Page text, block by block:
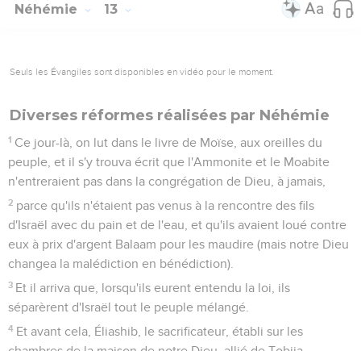
Néhémie 13
Seuls les Évangiles sont disponibles en vidéo pour le moment.
Diverses réformes réalisées par Néhémie
1 Ce jour-là, on lut dans le livre de Moïse, aux oreilles du
peuple, et il s'y trouva écrit que l'Ammonite et le Moabite
n'entreraient pas dans la congrégation de Dieu, à jamais,
2 parce qu'ils n'étaient pas venus à la rencontre des fils
d'Israël avec du pain et de l'eau, et qu'ils avaient loué contre
eux à prix d'argent Balaam pour les maudire (mais notre Dieu
changea la malédiction en bénédiction).
3 Et il arriva que, lorsqu'ils eurent entendu la loi, ils
séparèrent d'Israël tout le peuple mélangé.
4 Et avant cela, Éliashib, le sacrificateur, établi sur les